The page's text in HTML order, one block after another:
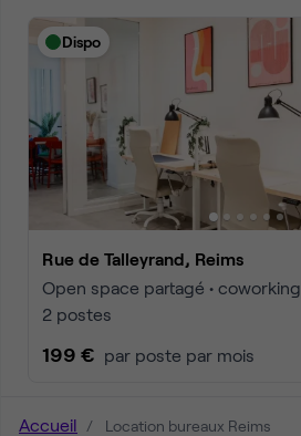
Dispo
Rue de Talleyrand, Reims
Open space partagé • coworking
2 postes
199 € par poste par mois
Accueil Location bureaux Reims